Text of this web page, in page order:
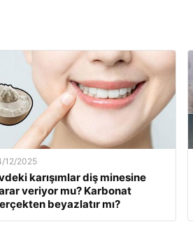
12/2025
karışımlar diş minesine
veriyor mu? Karbonat
beyazlatır mı?